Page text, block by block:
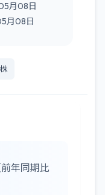
月08日
月08日
年同期比